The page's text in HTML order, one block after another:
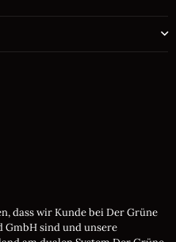
dass wir Kunde bei Der Grüne
GmbH sind und unsere